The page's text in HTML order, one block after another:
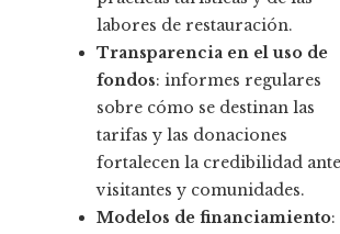
labores de restauración.
Transparencia en el uso de
fondos: informes regulares
sobre cómo se destinan las
tarifas y las donaciones
fortalecen la credibilidad ante
visitantes y comunidades.
Modelos de financiamiento: